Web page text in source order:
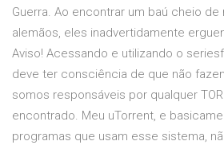
Guerra. Ao encontrar um baú cheio
alemãos, eles inadvertidamente
Aviso! Acessando e utilizando o
deve ter consciência de que não
somos responsáveis por qualquer
encontrado. Meu uTorrent, e
programas que usam esse sistema,